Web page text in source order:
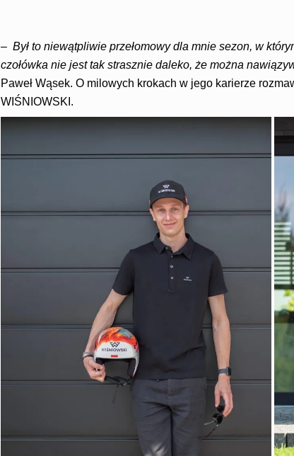
– Był to niewątpliwie przełomowy dla mnie sezon, w
czołówka nie jest tak strasznie daleko, że można
Paweł Wąsek. O milowych krokach w jego karierze
WIŚNIOWSKI.